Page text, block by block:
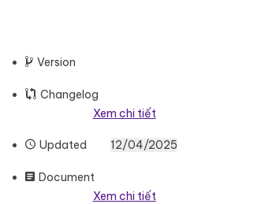
Version
Changelog
Xem chi tiết
Updated 12/04/2025
Document
Xem chi tiết